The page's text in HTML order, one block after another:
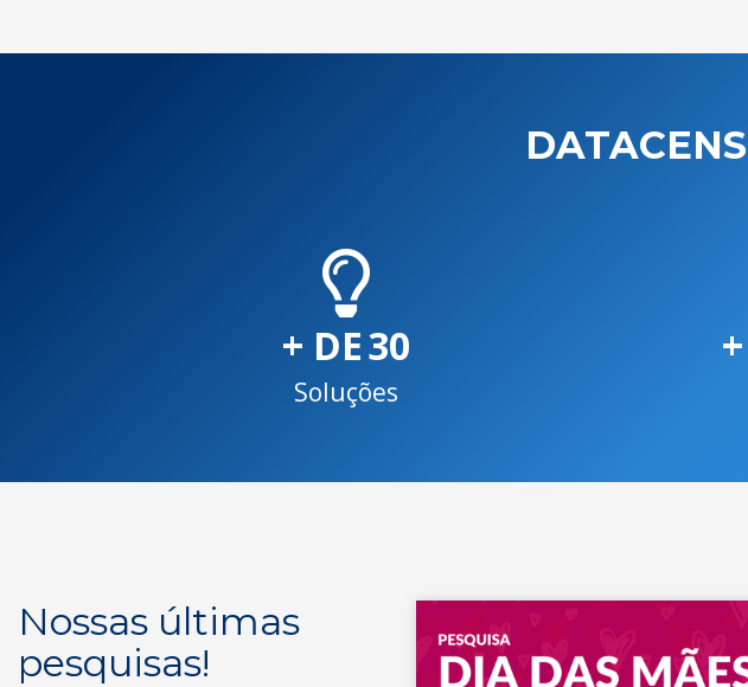
+ DE30
Soluções
Nossas últimas
pesquisas!